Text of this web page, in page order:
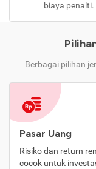
biaya penalti.
Berbagai pilihan
Pasar Uang
Risiko dan return
cocok untuk